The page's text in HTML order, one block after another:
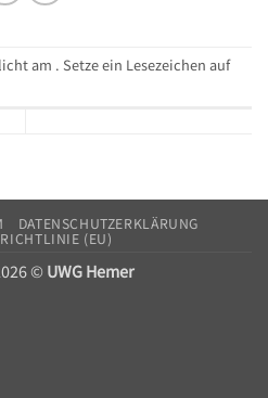
am . Setze ein Lesezeichen auf
DATENSCHUTZERKLÄRUNG
(EU)
© UWG Hemer